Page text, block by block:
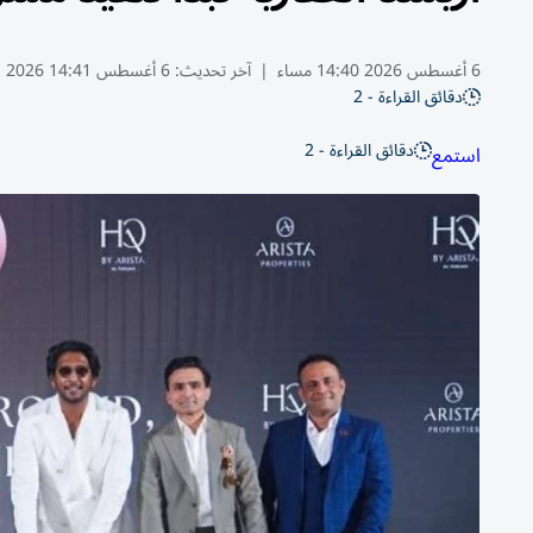
6 أغسطس 2026 14:40 مساء | آخر تحديث:6 أغسطس 14:41 2026
دقائق القراءة - 2
استمع دقائق القراءة - 2